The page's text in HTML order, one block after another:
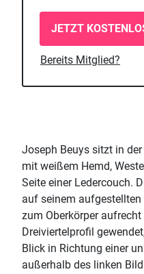
JETZT
Bereits Mitglied?
Joseph Beuys sitzt in
mit weißem Hemd,
Seite einer Ledercouch.
auf seinem aufgestellten
zum Oberkörper
Dreiviertelprofil
Blick in Richtung einer
außerhalb des linken